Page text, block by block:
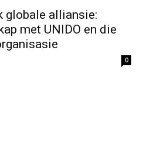
globale alliansie:
met UNIDO en die
0